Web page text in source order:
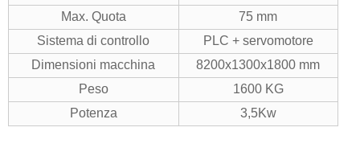
Max. Quota
75 mm
Sistema di controllo
PLC + servomotore
Dimensioni macchina
8200x1300x1800 mm
Peso
1600 KG
Potenza
3,5Kw